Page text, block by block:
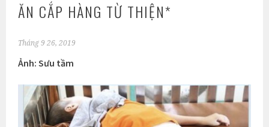
ĂN CẮP HÀNG TỪ THIỆN*
Tháng 9 26, 2019
Ảnh: Sưu tầm